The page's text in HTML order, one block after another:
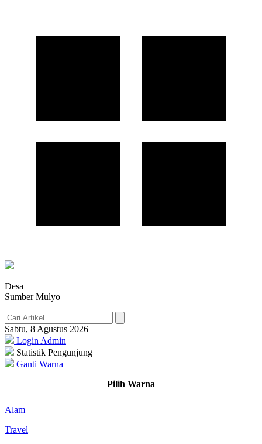
Desa
Sumber Mulyo
Sabtu, 8 Agustus 2026
Login Admin
Statistik Pengunjung
Ganti Warna
Pilih Warna
Alam
Travel